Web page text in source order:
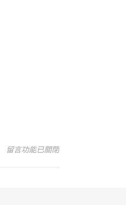
在〈小酌-1〉中
留言功能已關閉